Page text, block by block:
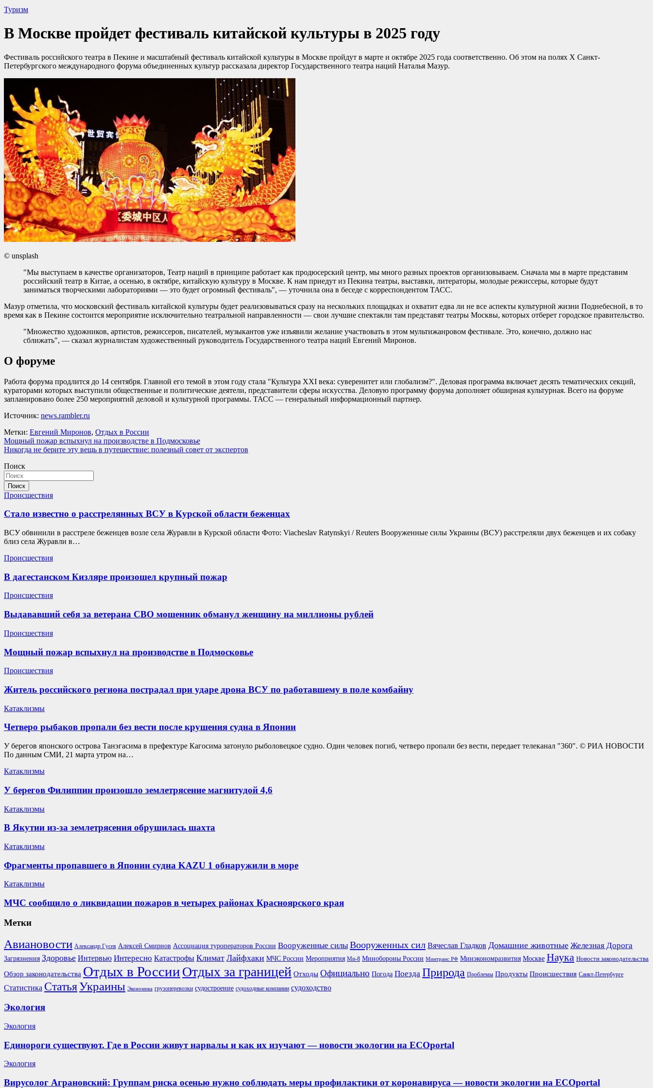
Туризм
В Москве пройдет фестиваль китайской культуры в 2025 году
Фестиваль российского театра в Пекине и масштабный фестиваль китайской культуры в Москве пройдут в марте и октябре 2025 года соответственно. Об этом на полях X Санкт-
Петербургского международного форума объединенных культур рассказала директор Государственного театра наций Наталья Мазур.
© unsplash
"Мы выступаем в качестве организаторов, Театр наций в принципе работает как продюсерский центр, мы много разных проектов организовываем. Сначала мы в марте представим
российский театр в Китае, а осенью, в октябре, китайскую культуру в Москве. К нам приедут из Пекина театры, выставки, литераторы, молодые режиссеры, которые будут
заниматься творческими лабораториями — это будет огромный фестиваль", — уточнила она в беседе с корреспондентом ТАСС.
Мазур отметила, что московский фестиваль китайской культуры будет реализовываться сразу на нескольких площадках и охватит едва ли не все аспекты культурной жизни Поднебесной, в то
время как в Пекине состоится мероприятие исключительно театральной направленности — свои лучшие спектакли там представят театры Москвы, которых отберет городское правительство.
"Множество художников, артистов, режиссеров, писателей, музыкантов уже изъявили желание участвовать в этом мультижанровом фестивале. Это, конечно, должно нас
сближать", — сказал журналистам художественный руководитель Государственного театра наций Евгений Миронов.
О форуме
Работа форума продлится до 14 сентября. Главной его темой в этом году стала "Культура XXI века: суверенитет или глобализм?". Деловая программа включает десять тематических секций,
кураторами которых выступили общественные и политические деятели, представители сферы искусства. Деловую программу форума дополняет обширная культурная. Всего на форуме
запланировано более 250 мероприятий деловой и культурной программы. ТАСС — генеральный информационный партнер.
Источник: news.rambler.ru
Метки: Евгений Миронов, Отдых в России
Навигация
по
записям
Мощный пожар вспыхнул на производстве в Подмосковье
Никогда не берите эту вещь в путешествие: полезный совет от экспертов
Поиск
Поиск
Происшествия
Стало известно о расстрелянных ВСУ в Курской области беженцах
ВСУ обвинили в расстреле беженцев возле села Журавли в Курской области Фото: Viacheslav Ratynskyi / Reuters Вооруженные силы Украины (ВСУ) расстреляли двух беженцев и их собаку
близ села Журавли в…
Происшествия
В дагестанском Кизляре произошел крупный пожар
Происшествия
Выдававший себя за ветерана СВО мошенник обманул женщину на миллионы рублей
Происшествия
Мощный пожар вспыхнул на производстве в Подмосковье
Происшествия
Житель российского региона пострадал при ударе дрона ВСУ по работавшему в поле комбайну
Катаклизмы
Четверо рыбаков пропали без вести после крушения судна в Японии
У берегов японского острова Танэгасима в префектуре Кагосима затонуло рыболовецкое судно. Один человек погиб, четверо пропали без вести, передает телеканал "360". © РИА НОВОСТИ
По данным СМИ, 21 марта утром на…
Катаклизмы
У берегов Филиппин произошло землетрясение магнитудой 4,6
Катаклизмы
В Якутии из-за землетрясения обрушилась шахта
Катаклизмы
Фрагменты пропавшего в Японии судна KAZU 1 обнаружили в море
Катаклизмы
МЧС сообщило о ликвидации пожаров в четырех районах Красноярского края
Метки
Авиановости Александр Гусев Алексей Смирнов Ассоциация туроператоров России Вооруженные силы Вооруженных сил Вячеслав Гладков Домашние животные Железная Дорога
Загрязнения Здоровье Интервью Интересно Катастрофы Климат Лайфхаки МЧС России Мероприятия Ми-8 Минобороны России Минтранс РФ Минэкономразвития Москве Наука Новости законодательства
Обзор законодательства Отдых в РоссииОтдых за границей Отходы Официально Погода Поезда Природа Проблемы Продукты Происшествия Санкт-Петербурге
Статистика СтатьяУкраины Экономика грузоперевозки судостроение судоходные компании судоходство
Экология
Экология
Единороги существуют. Где в России живут нарвалы и как их изучают — новости экологии на ECOportal
Экология
Вирусолог Аграновский: Группам риска осенью нужно соблюдать меры профилактики от коронавируса — новости экологии на ECOportal